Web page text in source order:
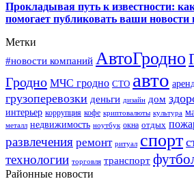
Прокладывая путь к известности:
помогает публиковать ваши
Метки
#новости компаний АвтоГродно
Гродно МЧС гродно СТО авто
грузоперевозки деньги дизайн дом
интерьер коррупция кофе криптовалюты культура
металл недвижимость ноутбук окна отдых
развлечения ремонт ритуал спорт
технологии торговля транспорт
Районные новости